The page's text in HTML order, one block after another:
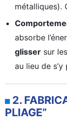
métalliques).
absorbe
glisser sur
au lieu de s’y
2.
PLIAGE”